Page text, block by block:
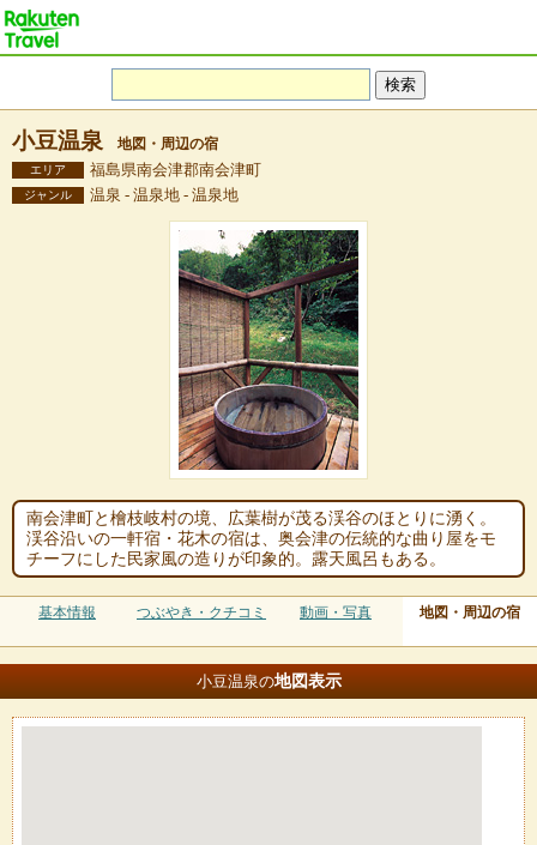
小豆温泉 地図・周辺の宿
エリア 福島県南会津郡南会津町
ジャンル 温泉 - 温泉地 - 温泉地
南会津町と檜枝岐村の境、広葉樹が茂る渓谷のほとりに湧く。
渓谷沿いの一軒宿・花木の宿は、奥会津の伝統的な曲り屋をモ
チーフにした民家風の造りが印象的。露天風呂もある。
基本情報 つぶやき・クチコミ 動画・写真 地図・周辺の宿
小豆温泉の地図表示